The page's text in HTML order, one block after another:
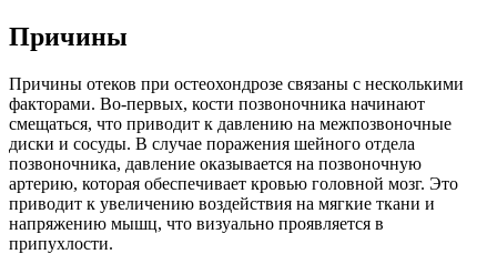
Причины
Причины отеков при остеохондрозе связаны с несколькими
факторами. Во-первых, кости позвоночника начинают
смещаться, что приводит к давлению на межпозвоночные
диски и сосуды. В случае поражения шейного отдела
позвоночника, давление оказывается на позвоночную
артерию, которая обеспечивает кровью головной мозг. Это
приводит к увеличению воздействия на мягкие ткани и
напряжению мышц, что визуально проявляется в
припухлости.